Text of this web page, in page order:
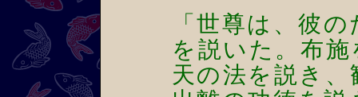
「世尊は、彼
を説いた。布
天の法を説き